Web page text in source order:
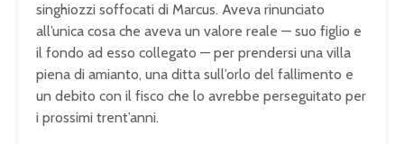
singhiozzi soffocati di Marcus. Aveva rinunciato
all’unica cosa che aveva un valore reale — suo figlio e
il fondo ad esso collegato — per prendersi una villa
piena di amianto, una ditta sull’orlo del fallimento e
un debito con il fisco che lo avrebbe perseguitato per
i prossimi trent’anni.